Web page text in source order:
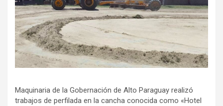
Maquinaria de la Gobernación de Alto Paraguay realizó
trabajos de perfilada en la cancha conocida como «Hotel